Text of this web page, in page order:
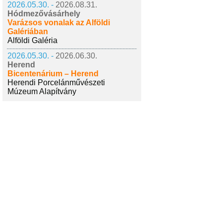
2026.05.30. - 2026.08.31.
Hódmezővásárhely
Varázsos vonalak az Alföldi
Galériában
Alföldi Galéria
2026.05.30. - 2026.06.30.
Herend
Bicentenárium – Herend
Herendi Porcelánművészeti
Múzeum Alapítvány